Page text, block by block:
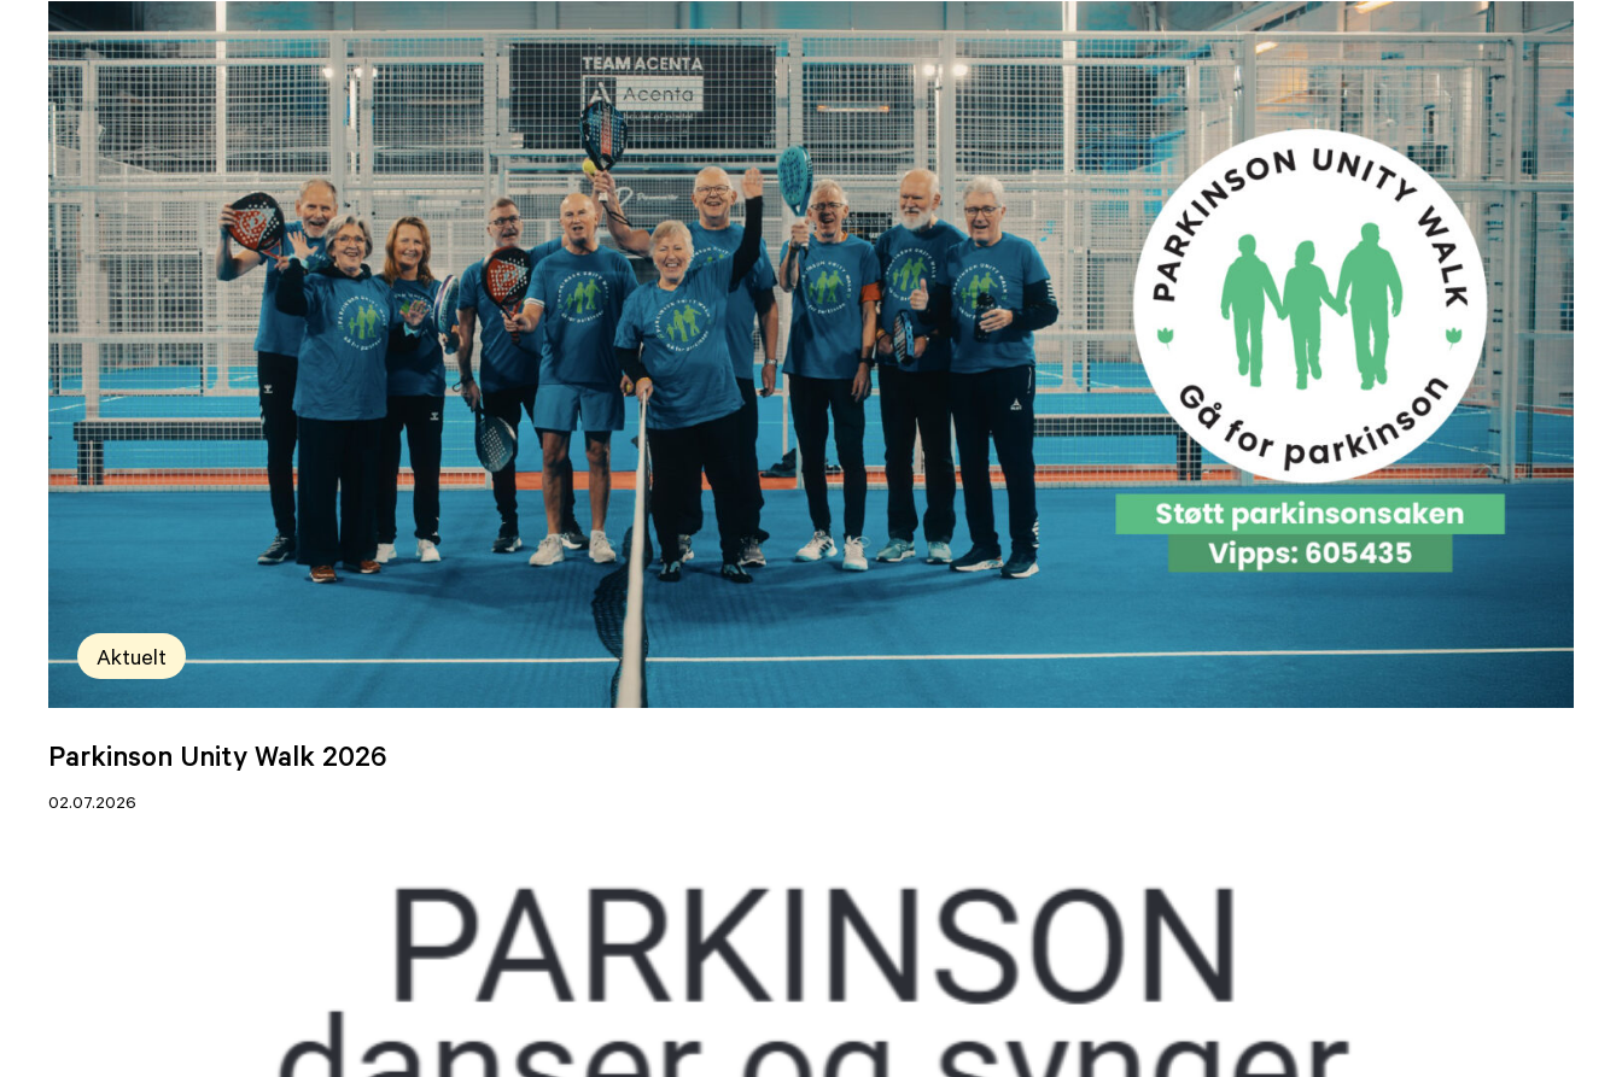
Aktuelt
Parkinson Unity Walk 2026
02.07.2026